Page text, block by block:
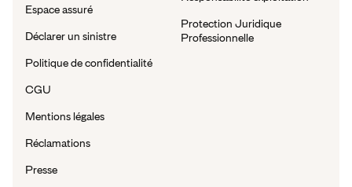
Espace assuré
Déclarer un sinistre
Politique de confidentialité
CGU
Mentions légales
Réclamations
Presse
Protection Juridique
Professionnelle